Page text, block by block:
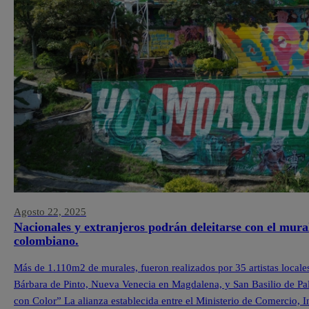
Agosto 22, 2025
Nacionales y extranjeros podrán deleitarse con el
colombiano.
Más de 1.110m2 de murales, fueron realizados por 35 artistas
Bárbara de Pinto, Nueva Venecia en Magdalena, y San Basilio de
con Color” La alianza establecida entre el Ministerio de